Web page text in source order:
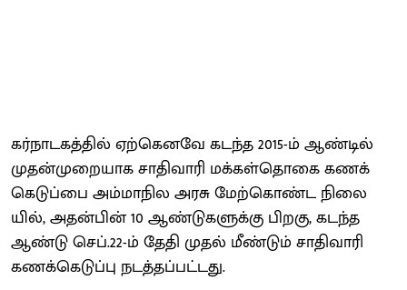
கர்​நாடகத்​தில் ஏற்​கெனவே கடந்த 2015-ம் ஆண்​டில்
முதன்​முறை​யாக சாதி​வாரி மக்​கள்​தொகை கணக்​
கெடுப்பை அம்​மாநில அரசு மேற்​கொண்ட நிலை​
யில், அதன்​பின் 10 ஆண்​டு​களுக்கு பிறகு, கடந்த
ஆண்டு செப்​.22-ம் தேதி முதல் மீண்​டும் சாதி​வாரி
கணக்​கெடுப்பு நடத்​தப்​பட்​டது.